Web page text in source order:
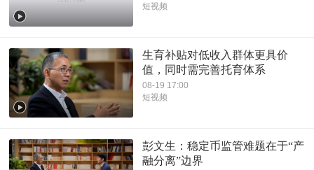
短视频
生育补贴对低收入群体更具价
值，同时需完善托育体系
08-19 17:00
短视频
彭文生：稳定币监管难题在于“产
融分离”边界